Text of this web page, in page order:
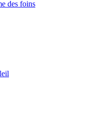
des foins